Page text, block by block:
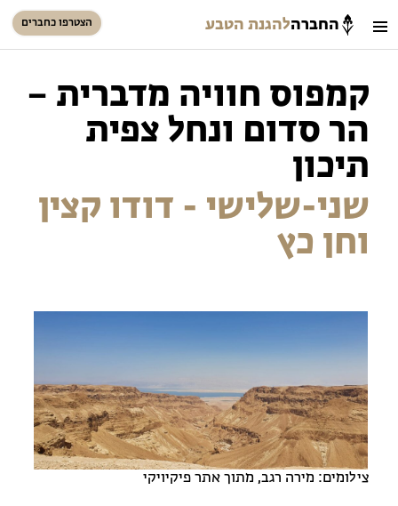
החברהלהגנת הטבע הצטרפו כחברים
חיפוש כניסת חברים
סל קניות
הזמינו פעילויות וטיולים מודרכים
טיולים למבוגרים: ארץ אהבתי
מחנות קיץ
המגזין – כל מה שקורה בטבע
מחנות קיץ
חופשות בבתי ספר שדה
קמפוס חוויה מדברית –
הר סדום ונחל צפית
תיכון
שני-שלישי - דודו קצין
וחן כץ
צילומים: מירה רגב, מתוך אתר פיקיויקי